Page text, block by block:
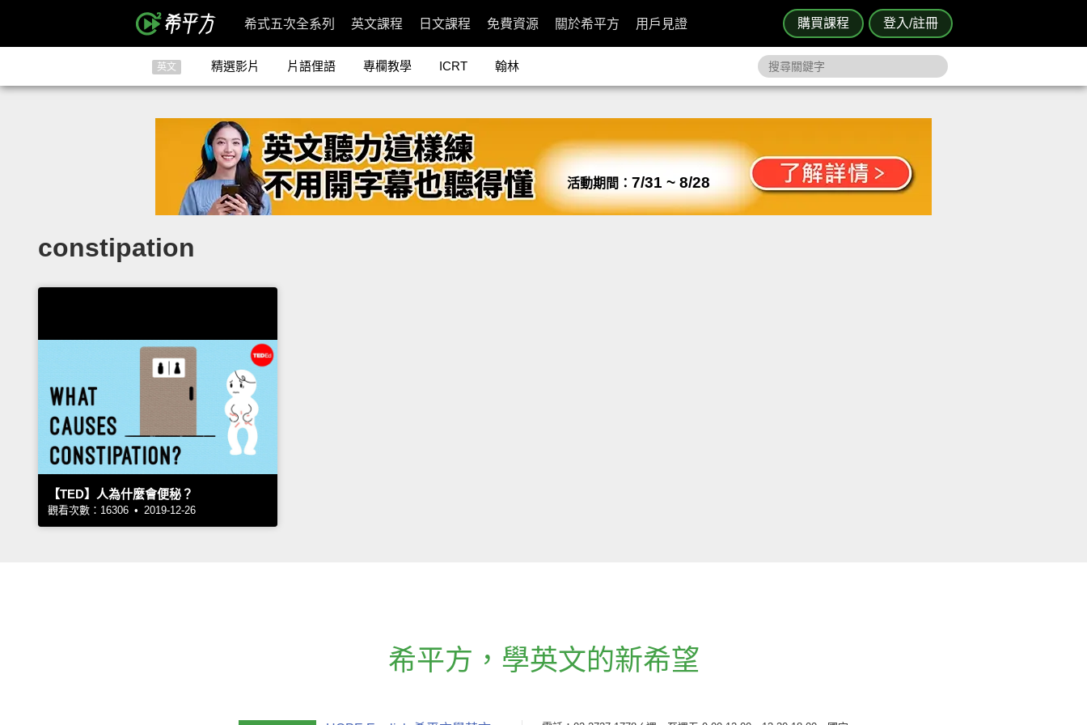
購買課程 登入/註冊
希式五次全系列 英文課程 日文課程 免費資源 關於希平方 用戶見證
英文 精選影片 片語俚語 專欄教學 ICRT 翰林
活動期間： 7/31 ~ 8/28
constipation
【TED】人為什麼會便秘？
觀看次數：16306 • 2019-12-26
希平方 ， 學英文的新希望